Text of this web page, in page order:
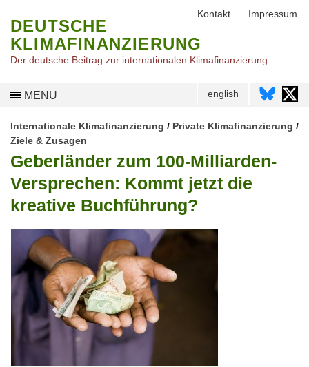
DEUTSCHE
KLIMAFINANZIERUNG
Der deutsche Beitrag zur internationalen Klimafinanzierung
MENU english
Internationale Klimafinanzierung / Private Klimafinanzierung /
Ziele & Zusagen
Geberländer zum 100-Milliarden-
Versprechen: Kommt jetzt die
kreative Buchführung?
Kontakt Impressum